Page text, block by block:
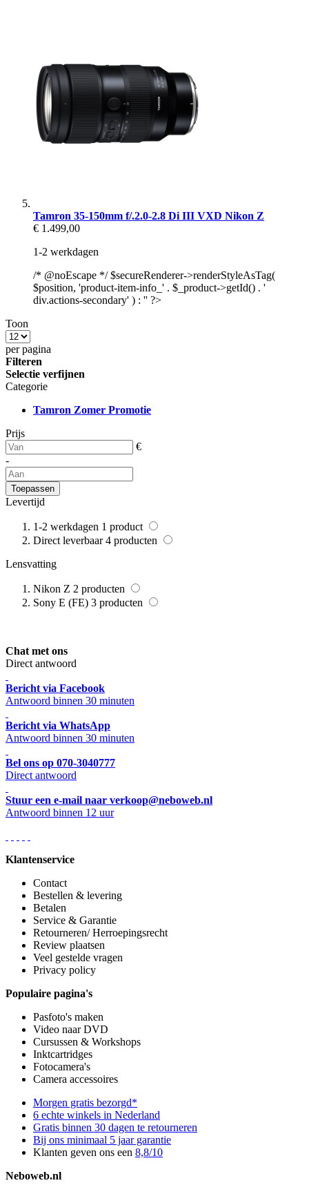
Tamron 35-150mm f/.2.0-2.8 Di III VXD Nikon Z
€ 1.499,00
1-2 werkdagen
/* @noEscape */ $secureRenderer->renderStyleAsTag(
$position, 'product-item-info_' . $_product->getId() . '
div.actions-secondary' ) : '' ?>
Toon
per pagina
Filteren
Selectie verfijnen
Categorie
Tamron Zomer Promotie
Prijs
€
-
Toepassen
Levertijd
1-2 werkdagen 1 product
Direct leverbaar 4 producten
Lensvatting
Nikon Z 2 producten
Sony E (FE) 3 producten
Chat met ons
Direct antwoord
Bericht via Facebook
Antwoord binnen 30 minuten
Bericht via WhatsApp
Antwoord binnen 30 minuten
Bel ons op 070-3040777
Direct antwoord
Stuur een e-mail naar verkoop@neboweb.nl
Antwoord binnen 12 uur
Klantenservice
Contact
Bestellen & levering
Betalen
Service & Garantie
Retourneren/ Herroepingsrecht
Review plaatsen
Veel gestelde vragen
Privacy policy
Populaire pagina's
Pasfoto's maken
Video naar DVD
Cursussen & Workshops
Inktcartridges
Fotocamera's
Camera accessoires
Morgen gratis bezorgd*
6 echte winkels in Nederland
Gratis binnen 30 dagen te retourneren
Bij ons minimaal 5 jaar garantie
Klanten geven ons een 8,8/10
Neboweb.nl